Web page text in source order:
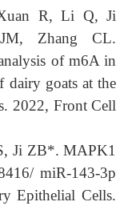
R, Li Q, Ji
Zhang CL.
of m6A in
dairy goats at the
2022, Front Cell
Ji ZB*. MAPK1
miR-143-3p
Epithelial Cells.